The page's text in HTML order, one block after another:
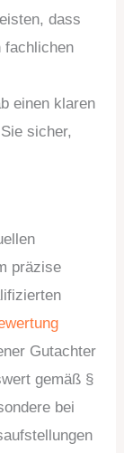
dass
fachlichen
einen klaren
sicher,
präzise
Gutachter
gemäß §
bei